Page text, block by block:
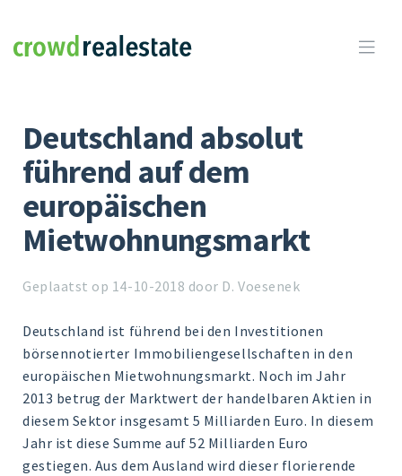
Crowdrealestate 
Deutschland absolut
führend auf dem
europäischen
Mietwohnungsmarkt
Geplaatst op 14-10-2018 door D. Voesenek
Deutschland ist führend bei den Investitionen
börsennotierter Immobiliengesellschaften in den
europäischen Mietwohnungsmarkt. Noch im Jahr
2013 betrug der Marktwert der handelbaren Aktien in
diesem Sektor insgesamt 5 Milliarden Euro. In diesem
Jahr ist diese Summe auf 52 Milliarden Euro
gestiegen. Aus dem Ausland wird dieser florierende